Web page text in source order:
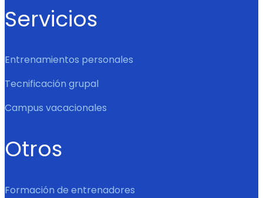
Servicios
Entrenamientos personales
Tecnificación grupal
Campus vacacionales
Otros
Formación de entrenadores